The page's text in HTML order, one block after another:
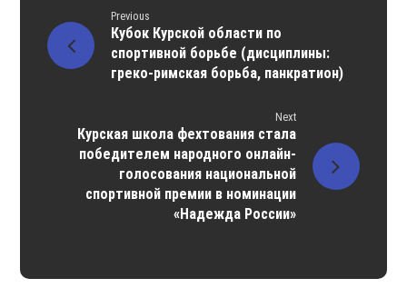
Previous
Кубок Курской области по
спортивной борьбе (дисциплины:
греко-римская борьба, панкратион)
Next
Курская школа фехтования стала
победителем народного онлайн-
голосования национальной
спортивной премии в номинации
«Надежда России»